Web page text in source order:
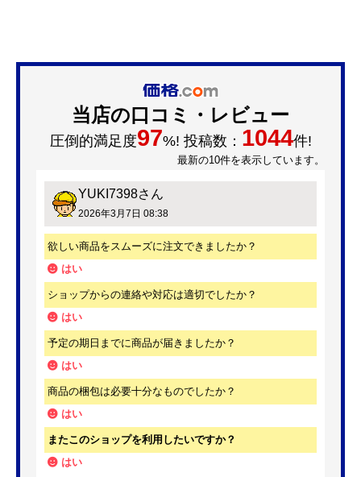
当店の口コミ・レビュー
圧倒的満足度97%! 投稿数： 1044件!
最新の10件を表示しています。
YUKI7398さん
2026年3月7日 08:38
欲しい商品をスムーズに注文できましたか？
はい
ショップからの連絡や対応は適切でしたか？
はい
予定の期日までに商品が届きましたか？
はい
商品の梱包は必要十分なものでしたか？
はい
またこのショップを利用したいですか？
はい